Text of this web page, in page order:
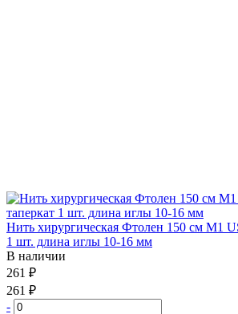
Нить хирургическая Фтолен 150 см М1
1 шт. длина иглы 10-16 мм
В наличии
261 ₽
261 ₽
-